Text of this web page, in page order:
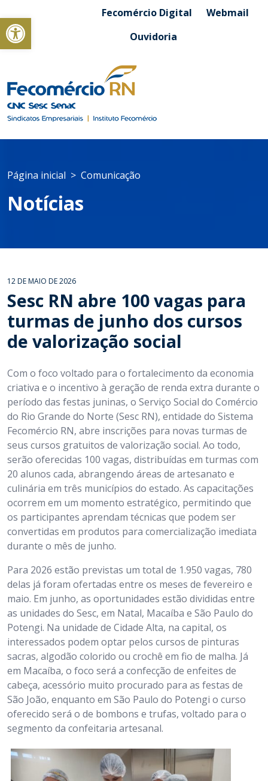
Abrir a barra de ferramentasFecomércio Digital
Webmail
Ouvidoria
Página inicial Comunicação
Notícias
12 DE MAIO DE 2026
Sesc RN abre 100 vagas para
turmas de junho dos cursos
de valorização social
Com o foco voltado para o fortalecimento da economia
criativa e o incentivo à geração de renda extra durante o
período das festas juninas, o Serviço Social do Comércio
do Rio Grande do Norte (Sesc RN), entidade do Sistema
Fecomércio RN, abre inscrições para novas turmas de
seus cursos gratuitos de valorização social. Ao todo,
serão oferecidas 100 vagas, distribuídas em turmas com
20 alunos cada, abrangendo áreas de artesanato e
culinária em três municípios do estado. As capacitações
ocorrem em um momento estratégico, permitindo que
os participantes aprendam técnicas que podem ser
convertidas em produtos para comercialização imediata
durante o mês de junho.
Para 2026 estão previstas um total de 1.950 vagas, 780
delas já foram ofertadas entre os meses de fevereiro e
maio. Em junho, as oportunidades estão divididas entre
as unidades do Sesc, em Natal, Macaíba e São Paulo do
Potengi. Na unidade de Cidade Alta, na capital, os
interessados podem optar pelos cursos de pinturas
sacras, algodão colorido ou crochê em fio de malha. Já
em Macaíba, o foco será a confecção de enfeites de
cabeça, acessório muito procurado para as festas de
São João, enquanto em São Paulo do Potengi o curso
oferecido será o de bombons e trufas, voltado para o
segmento da confeitaria artesanal.